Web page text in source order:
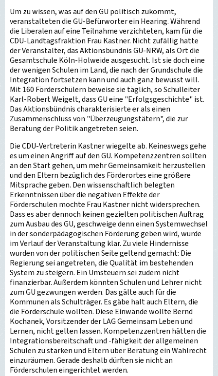
Um zu wissen, was auf den GU politisch zukommt,
veranstalteten die GU-Befürworter ein Hearing. Während
die Liberalen auf eine Teilnahme verzichteten, kam für die
CDU-Landtagsfraktion Frau Kastner. Nicht zufällig hatte
der Veranstalter, das Aktionsbündnis GU-NRW, als Ort die
Gesamtschule Köln-Holweide ausgesucht. Ist sie doch eine
der wenigen Schulen im Land, die nach der Grundschule die
Integration fortsetzen kann und auch ganz bewusst will.
Mit 160 Förderschülern beweise sie täglich, so Schulleiter
Karl-Robert Weigelt, dass GU eine "Erfolgsgeschichte" ist.
Das Aktionsbündnis charakterisierte er als einen
Zusammenschluss von "Überzeugungstätern", die zur
Beratung der Politik angetreten seien.
Die CDU-Vertreterin Kastner wiegelte ab. Keineswegs gehe
es um einen Angriff auf den GU. Kompetenzzentren sollten
an den Start gehen, um mehr Gemeinsamkeit herzustellen
und den Eltern bezüglich des Förderortes eine größere
Mitsprache geben. Den wissenschaftlich belegten
Erkenntnissen über die negativen Effekte der
Förderschulen mochte Frau Kastner nicht widersprechen.
Dass es aber dennoch keinen gezielten politischen Auftrag
zum Ausbau des GU, geschweige denn einen Systemwechsel
in der sonderpädagogischen Förderung geben wird, wurde
im Verlauf der Veranstaltung klar. Zu viele Hindernisse
wurden von der politischen Seite geltend gemacht: Die
Regierung sei angetreten, die Qualität im bestehenden
System zu steigern. Ein Umsteuern sei zudem nicht
finanzierbar. Außerdem könnten Schulen und Lehrer nicht
zum GU gezwungen werden. Das gälte auch für die
Kommunen als Schulträger. Es gäbe halt auch Eltern, die
die Förderschule wollten. Diese Einwände wollte Bernd
Kochanek, Vorsitzender der LAG Gemeinsam Leben und
Lernen, nicht gelten lassen. Kompetenzzentren hätten die
Integrationsbereitschaft und -fähigkeit der allgemeinen
Schulen zu stärken und Eltern über Beratung ein Wahlrecht
einzuräumen. Gerade deshalb dürften sie nicht an
Förderschulen eingerichtet werden.